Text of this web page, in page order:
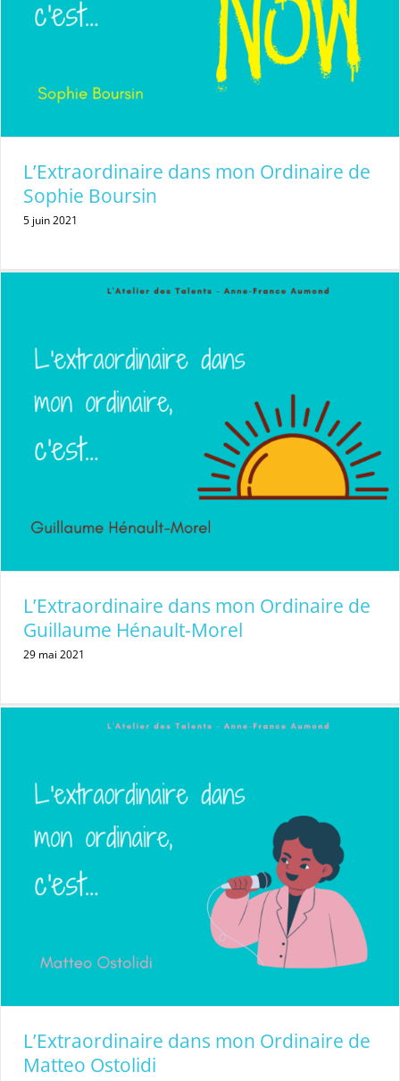
L’Extraordinaire dans mon Ordinaire de
Sophie Boursin
5 juin 2021
L’Extraordinaire dans mon Ordinaire de
Guillaume Hénault-Morel
29 mai 2021
L’Extraordinaire dans mon Ordinaire de
Matteo Ostolidi